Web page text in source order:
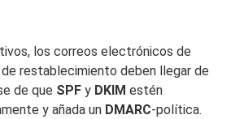
los correos electrónicos de
restablecimiento deben llegar de
de que SPF y DKIM estén
y añada un DMARC-política.